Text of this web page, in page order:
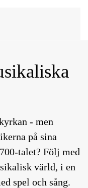
- men
på sina
talet? Följ med
värld, i en
spel och sång.